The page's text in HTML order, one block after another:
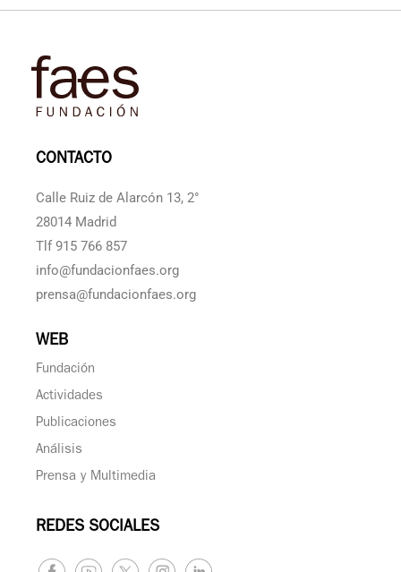
CONTACTO
Calle Ruiz de Alarcón 13, 2°
28014 Madrid
Tlf 915 766 857
info@fundacionfaes.org
prensa@fundacionfaes.org
WEB
Fundación
Actividades
Publicaciones
Análisis
Prensa y Multimedia
REDES SOCIALES